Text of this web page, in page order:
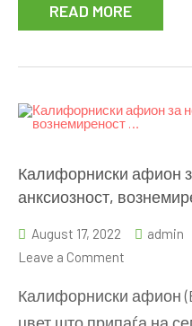
READ MORE
Калифорниски афион
анксиозност,
August 17, 2022 admin
Leave a Comment
афион
Калифорниски афион